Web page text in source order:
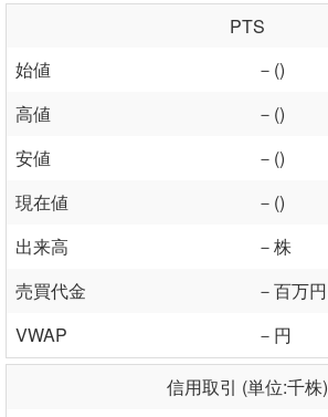
PTS
始値
－()
高値
－()
安値
－()
現在値
－()
出来高
－株
売買代金
－百万円
VWAP
－円
信用取引 (単位:千株)